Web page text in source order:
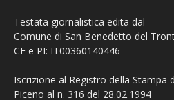
Testata giornalistica edita dal
Comune di San Benedetto del
CF e PI: IT00360140446
Iscrizione al Registro della Stampa
Piceno al n. 316 del 28.02.1994